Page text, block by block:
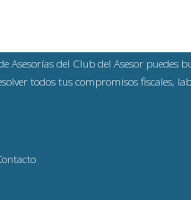
Asesorías del Club del Asesor puedes
todos tus compromisos fiscales,